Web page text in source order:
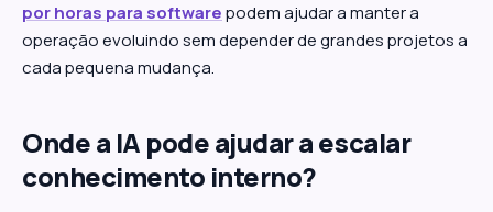
por horas para softwarepodem ajudar a manter a
operação evoluindo sem depender de grandes projetos a
cada pequena mudança.
Onde a IA pode ajudar a escalar
conhecimento interno?